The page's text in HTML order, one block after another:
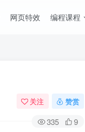
网页特效 编程课程
关注 赞赏
335 9